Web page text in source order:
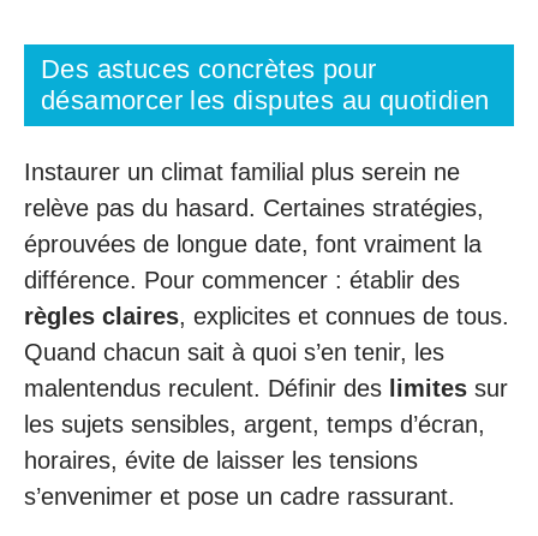
Des astuces concrètes pour
désamorcer les disputes au quotidien
Instaurer un climat familial plus serein ne
relève pas du hasard. Certaines stratégies,
éprouvées de longue date, font vraiment la
différence. Pour commencer : établir des
règles claires, explicites et connues de tous.
Quand chacun sait à quoi s’en tenir, les
malentendus reculent. Définir des limites sur
les sujets sensibles, argent, temps d’écran,
horaires, évite de laisser les tensions
s’envenimer et pose un cadre rassurant.